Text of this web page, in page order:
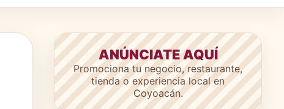
ANÚNCIATE AQUÍ
Promociona tu negocio, restaurante,
tienda o experiencia local en
Coyoacán.